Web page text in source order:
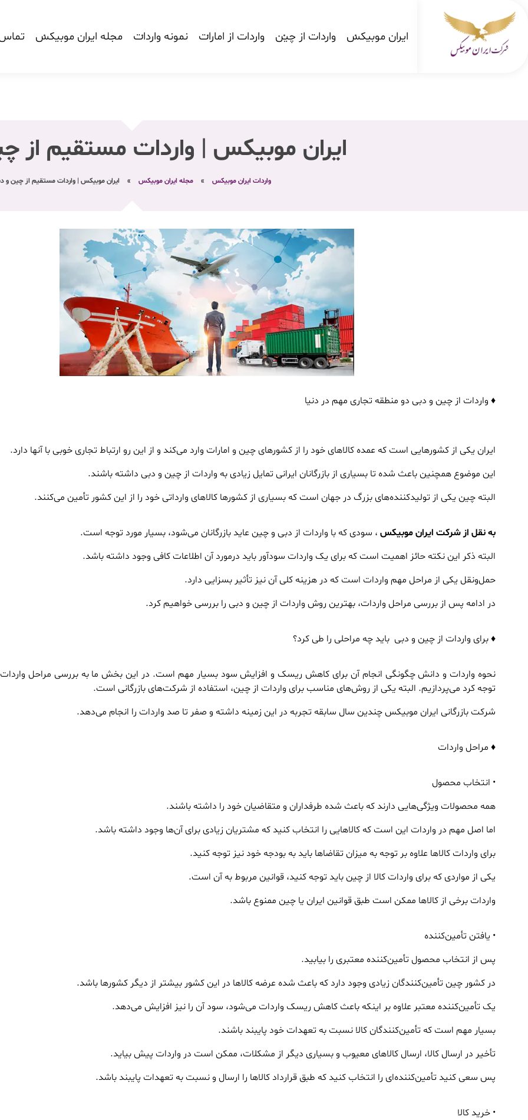
ایران موبیکس واردات از چین واردات از امارات نمونه واردات مجله ایران موبیکس تماس
ایران موبیکس | واردات مستقیم از
واردات ایران موبیکس » مجله ایران موبیکس » ایران موبیکس | واردات مستقیم از چین و
♦ واردات از چین و دبی دو منطقه تجاری مهم در دنیا
ایران یکی از کشورهایی است که عمده کالاهای خود را از کشورهای چین و امارات وارد می‌کند و از این رو ارتباط تجاری خوبی با آنها دارد.
این موضوع همچنین باعث شده تا بسیاری از بازرگانان ایرانی تمایل زیادی به واردات از چین و دبی داشته باشند.
البته چین یکی از تولیدکننده‌های بزرگ در جهان است که بسیاری از کشورها کالاهای وارداتی خود را از این کشور تأمین می‌کنند.
به نقل از شرکت ایران موبیکس ، سودی که با واردات از دبی و چین عاید بازرگانان می‌شود، بسیار مورد توجه است.
البته ذکر این نکته حائز اهمیت است که برای یک واردات سودآور باید درمورد آن اطلاعات کافی وجود داشته باشد.
حمل‌ونقل یکی از مراحل مهم واردات است که در هزینه کلی آن نیز تأثیر بسزایی دارد.
در ادامه پس از بررسی مراحل واردات، بهترین روش واردات از چین و دبی را بررسی خواهیم کرد.
♦ برای واردات از چین و دبی باید چه مراحلی را طی کرد؟
نحوه واردات و دانش چگونگی انجام آن برای کاهش ریسک و افزایش سود بسیار مهم است. در این بخش ما به بررسی مراحل واردات
توجه کرد می‌پردازیم. البته یکی از روش‌های مناسب برای واردات از چین، استفاده از شرکت‌های بازرگانی است.
شرکت بازرگانی ایران موبیکس چندین سال سابقه تجربه در این زمینه داشته و صفر تا صد واردات را انجام می‌دهد.
♦ مراحل واردات
• انتخاب محصول
همه محصولات ویژگی‌هایی دارند که باعث شده طرفداران و متقاضیان خود را داشته باشند.
اما اصل مهم در واردات این است که کالاهایی را انتخاب کنید که مشتریان زیادی برای آن‌ها وجود داشته باشد.
برای واردات کالاها علاوه بر توجه به میزان تقاضاها باید به بودجه خود نیز توجه کنید.
یکی از مواردی که برای واردات کالا از چین باید توجه کنید، قوانین مربوط به آن است.
واردات برخی از کالاها ممکن است طبق قوانین ایران یا چین ممنوع باشد.
• یافتن تأمین‌کننده
پس از انتخاب محصول تأمین‌کننده معتبری را بیابید.
در کشور چین تأمین‌کنندگان زیادی وجود دارد که باعث شده عرضه کالاها در این کشور بیشتر از دیگر کشورها باشد.
یک تأمین‌کننده معتبر علاوه بر اینکه باعث کاهش ریسک واردات می‌شود، سود آن را نیز افزایش می‌دهد.
بسیار مهم است که تأمین‌کنندگان کالا نسبت به تعهدات خود پایبند باشند.
تأخیر در ارسال کالا، ارسال کالاهای معیوب و بسیاری دیگر از مشکلات، ممکن است در واردات پیش بیاید.
پس سعی کنید تأمین‌کننده‌ای را انتخاب کنید که طبق قرارداد کالاها را ارسال و نسبت به تعهدات پایبند باشد.
• خرید کالا